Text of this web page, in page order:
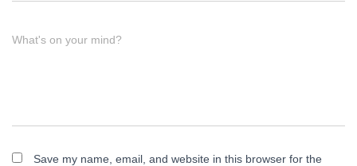
What's on your mind?
Save my name, email, and website in this browser for the